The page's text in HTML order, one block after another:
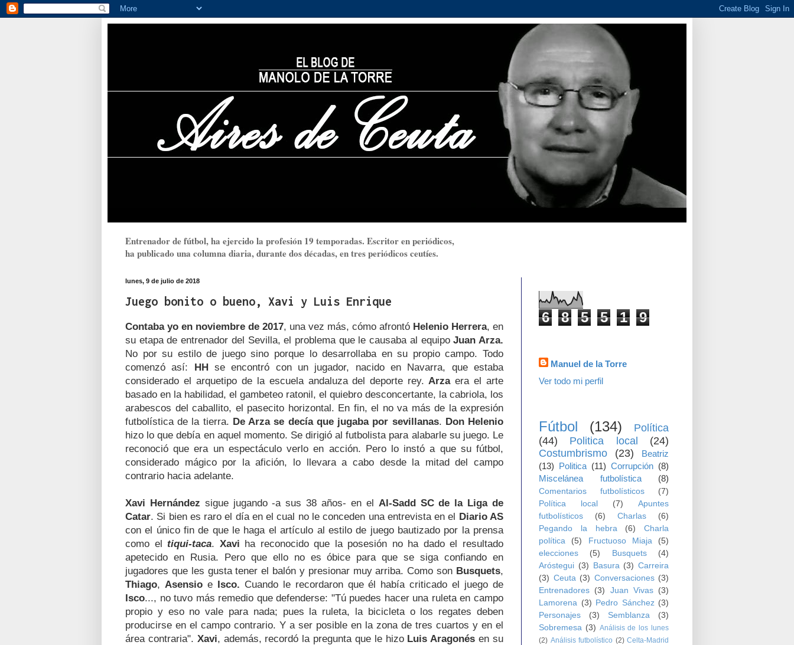
Entrenador de fútbol, ha ejercido la profesión 19 temporadas. Escritor en periódicos,
ha publicado una columna diaria, durante dos décadas, en tres periódicos ceutíes.
lunes, 9 de julio de 2018
Juego bonito o bueno, Xavi y Luis Enrique
Contaba yo en noviembre de 2017, una vez más, cómo afrontó Helenio Herrera, en
su etapa de entrenador del Sevilla, el problema que le causaba al equipoJuan Arza.
No por su estilo de juego sino porque lo desarrollaba en su propio campo. Todo
comenzó así: HHse encontró con un jugador, nacido en Navarra, que estaba
considerado el arquetipo de la escuela andaluza del deporte rey. Arzaera el arte
basado en la habilidad, el gambeteo ratonil, el quiebro desconcertante, la cabriola, los
arabescos del caballito, el pasecito horizontal. En fin, el no va más de la expresión
futbolística de la tierra. De Arza se decía que jugaba por sevillanas. Don Helenio
hizo lo que debía en aquel momento. Se dirigió al futbolista para alabarle su juego. Le
reconoció que era un espectáculo verlo en acción. Pero lo instó a que su fútbol,
considerado mágico por la afición, lo llevara a cabo desde la mitad del campo
contrario hacia adelante.
Xavi Hernández sigue jugando -a sus 38 años- en el Al-Sadd SC de la Liga de
Catar. Si bien es raro el día en el cual no le conceden una entrevista en el Diario AS
con el único fin de que le haga el artículo al estilo de juego bautizado por la prensa
como eltiqui-taca. Xavi ha reconocido que la posesión no ha dado el resultado
apetecido en Rusia. Pero que ello no es óbice para que se siga confiando en
jugadores que les gusta tener el balón y presionar muy arriba. Como son Busquets,
Thiago, Asensioe Isco. Cuando le recordaron que él había criticado el juego de
Isco..., no tuvo más remedio que defenderse: "Tú puedes hacer una ruleta en campo
propio y eso no vale para nada; pues la ruleta, la bicicleta o los regates deben
producirse en el campo contrario. Y a ser posible en la zona de tres cuartos y en el
área contraria". Xavi, además, recordó la pregunta que le hizo Luis Aragonésen su
6 8 5 5 1 9
Manuel de la Torre
Ver todo mi perfil
Fútbol (134)
Política
(44)
Politica local
(24)
Costumbrismo
(23)
Beatriz
(13) Politica (11) Corrupción (8)
Miscelánea futbolística
(8)
Comentarios futbolísticos
(7)
Política local
(7)
Apuntes
futbolísticos
(6) Charlas
(6)
Pegando la hebra
(6)
Charla
política
(5) Fructuoso Miaja
(5)
elecciones
(5) Busquets
(4)
Aróstegui (3) Basura (3) Carreira
(3) Ceuta (3) Conversaciones (3)
Entrenadores (3) Juan Vivas
(3)
Lamorena (3) Pedro Sánchez (3)
Personajes
(3) Semblanza
(3)
Sobremesa (3) Análisis de los lunes
(2) Análisis futbolístico (2) Celta-Madrid